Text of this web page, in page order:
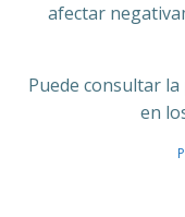
afectar
Puede consultar
en
El proyecto
creación en 2022
dependiente de